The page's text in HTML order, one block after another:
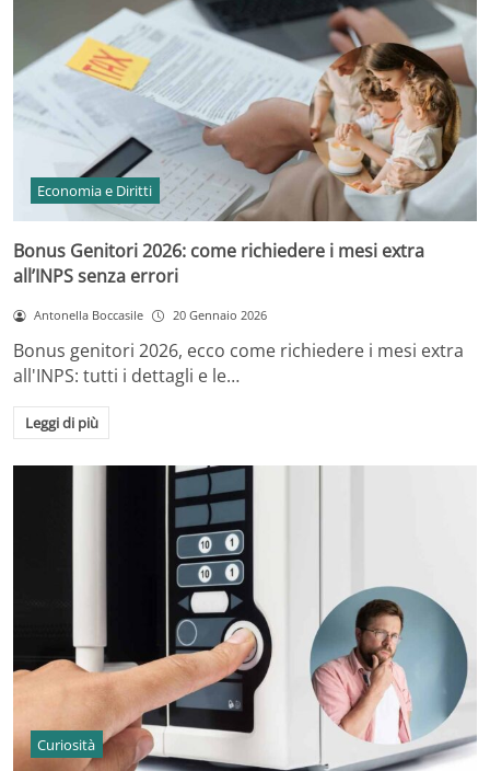
Economia e Diritti
Bonus Genitori 2026: come richiedere i mesi extra
all’INPS senza errori
Antonella Boccasile 20 Gennaio 2026
Bonus genitori 2026, ecco come richiedere i mesi extra
all'INPS: tutti i dettagli e le…
Leggi di più
Curiosità